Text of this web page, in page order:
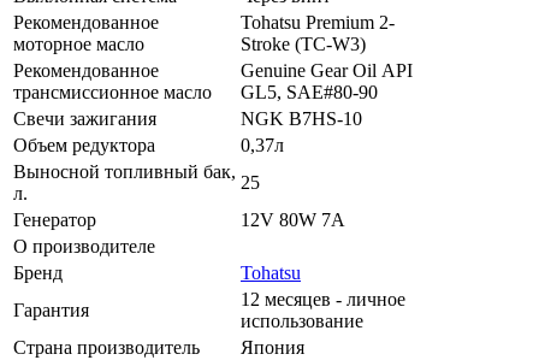
Рекомендованное
моторное масло
Tohatsu Premium 2-
Stroke (TC-W3)
Рекомендованное
трансмиссионное масло
Gеnuinе Gеаr Оil АРI
GL5, SАЕ#80-90
Свечи зажигания
NGK B7HS-10
Объем редуктора
0,37л
Выносной топливный бак,
л.
25
Генератор
12V 80W 7A
О производителе
Бренд
Tohatsu
Гарантия
12 месяцев - личное
использование
Страна производитель
Япония